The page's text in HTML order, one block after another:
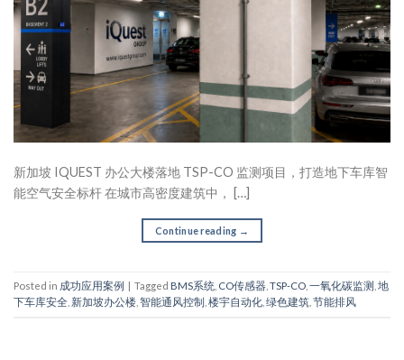
新加坡 IQUEST 办公大楼落地 TSP-CO 监测项目，打造地下车库智
能空气安全标杆 在城市高密度建筑中， […]
Continue reading →
Posted in 成功应用案例 | Tagged BMS系统 CO传感器 TSP-CO 一氧化碳监测 地
下车库安全 新加坡办公楼 智能通风控制 楼宇自动化 绿色建筑 节能排风